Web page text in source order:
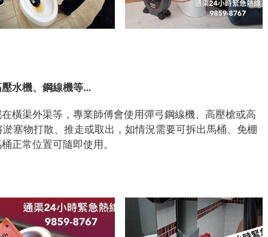
水機、鋼線機等…
橫渠外渠等，專業師傅會使用彈弓鋼線機、高壓槍或高
塞物打散、推走或取出，如情況需要可拆出馬桶、免棚
正常位置可隨即使用。